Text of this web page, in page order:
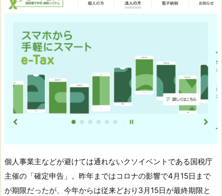
個人事業主などが避けては通れないクソイベントである国税庁
主催の「確定申告」。昨年まではコロナの影響で4月15日まで
が期限だったが、今年からは従来どおり3月15日が最終期限と